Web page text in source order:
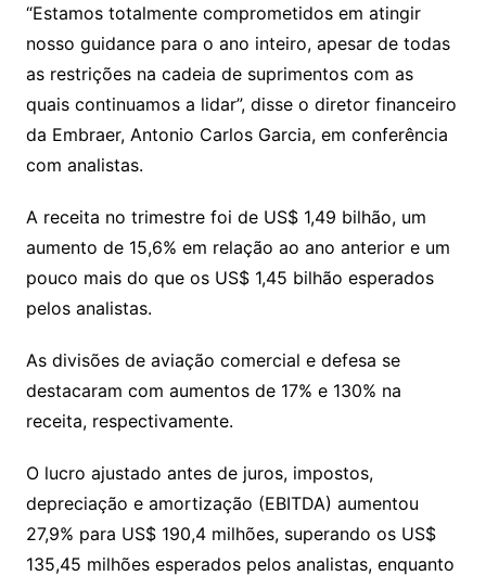
“Estamos totalmente comprometidos em atingir
nosso guidance para o ano inteiro, apesar de todas
as restrições na cadeia de suprimentos com as
quais continuamos a lidar”, disse o diretor financeiro
da Embraer, Antonio Carlos Garcia, em conferência
com analistas.
A receita no trimestre foi de US$ 1,49 bilhão, um
aumento de 15,6% em relação ao ano anterior e um
pouco mais do que os US$ 1,45 bilhão esperados
pelos analistas.
As divisões de aviação comercial e defesa se
destacaram com aumentos de 17% e 130% na
receita, respectivamente.
O lucro ajustado antes de juros, impostos,
depreciação e amortização (EBITDA) aumentou
27,9% para US$ 190,4 milhões, superando os US$
135,45 milhões esperados pelos analistas, enquanto